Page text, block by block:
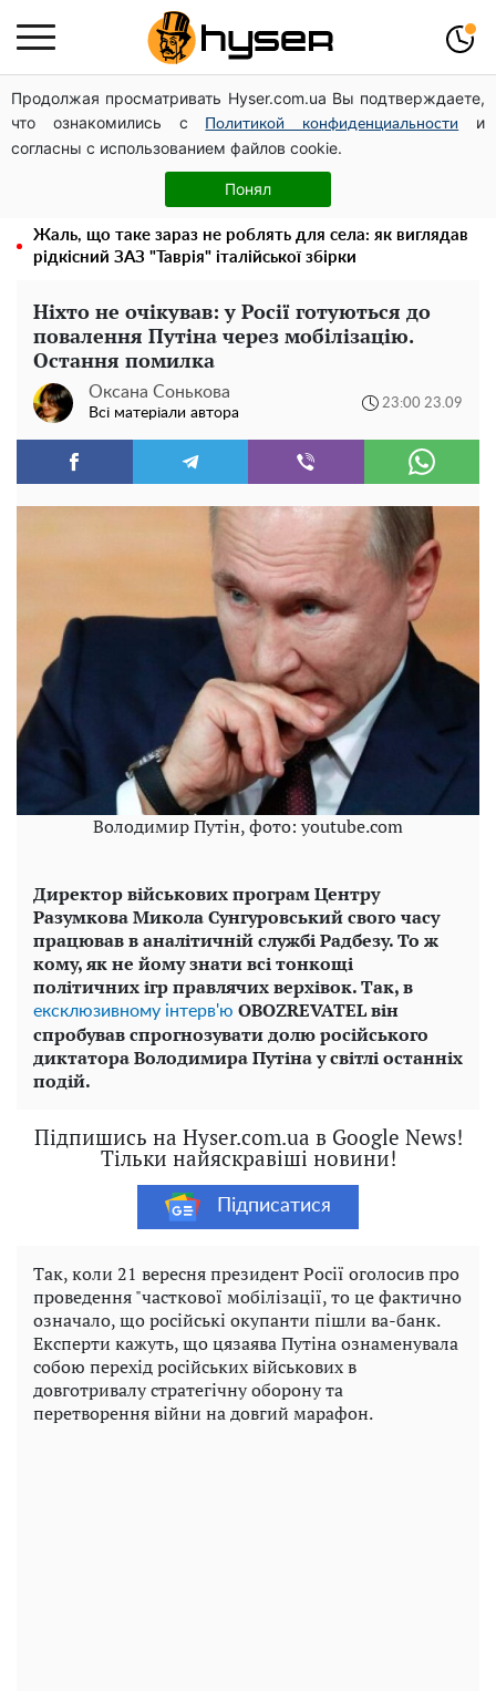
Продолжая просматривать Hyser.com.ua Вы подтверждаете,
что ознакомились с
Политикой конфиденциальности
и
согласны с использованием файлов cookie.
Понял
Українська авіатранспортна асоціація звернулася до
Мінфіну із закликом уніфікувати оподаткування
авіалізингу
Олена Тополя злив відео – це далеко не все: фронтмен
"Антитіла" Тарас Тополя став наступним
Жаль, що таке зараз не роблять для села: як виглядав
рідкісний ЗАЗ "Таврія" італійської збірки
Ніхто не очікував: у Росії готуються до
повалення Путіна через мобілізацію.
Остання помилка
Оксана Сонькова
Всі матеріали автора
23:00 23.09
Володимир Путін, фото: youtube.com
Директор військових програм Центру
Разумкова Микола Сунгуровський свого часу
працював в аналітичній службі Радбезу. То ж
кому, як не йому знати всі тонкощі
політичних ігр правлячих верхівок. Так, в
ексклюзивному інтерв'ю OBOZREVATEL він
спробував спрогнозувати долю російського
диктатора Володимира Путіна у світлі останніх
подій.
Підпишись на Hyser.com.ua в Google News!
Тільки найяскравіші новини!
Підписатися
Так, коли 21 вересня президент Росії оголосив про
проведення "часткової мобілізації, то це фактично
означало, що російські окупанти пішли ва-банк.
Експерти кажуть, що цязаява Путіна ознаменувала
собою перехід російських військових в
довготривалу стратегічну оборону та
перетворення війни на довгий марафон.